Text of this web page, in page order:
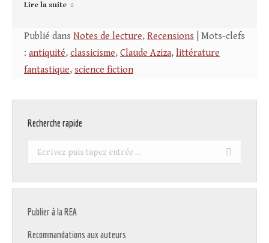
Lire la suite
Publié dans Notes de lecture, Recensions | Mots-clefs
: antiquité, classicisme, Claude Aziza, littérature
fantastique, science fiction
Recherche rapide
Recherche
Publier à la REA
Recommandations aux auteurs